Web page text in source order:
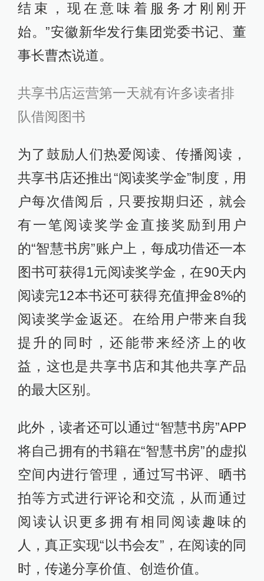
结束，现在意味着服务才刚刚开
始。”安徽新华发行集团党委书记、董
事长曹杰说道。
共享书店运营第一天就有许多读者排
队借阅图书
为了鼓励人们热爱阅读、传播阅读，
共享书店还推出“阅读奖学金”制度，用
户每次借阅后，只要按期归还，就会
有一笔阅读奖学金直接奖励到用户
的“智慧书房”账户上，每成功借还一本
图书可获得1元阅读奖学金，在90天内
阅读完12本书还可获得充值押金8%的
阅读奖学金返还。在给用户带来自我
提升的同时，还能带来经济上的收
益，这也是共享书店和其他共享产品
的最大区别。
此外，读者还可以通过“智慧书房”APP
将自己拥有的书籍在“智慧书房”的虚拟
空间内进行管理，通过写书评、晒书
拍等方式进行评论和交流，从而通过
阅读认识更多拥有相同阅读趣味的
人，真正实现“以书会友”，在阅读的同
时，传递分享价值、创造价值。